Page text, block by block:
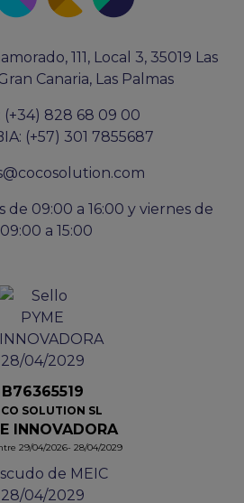
111, Local 3, 35019 Las
Canaria, Las Palmas
(+34) 828 68 09 00
(+57) 301 7855687
de 09:00 a 16:00 y viernes de
09:00 a 15:00
B76365519
SOLUTION SL
INNOVADORA
29/04/2026- 28/04/2029